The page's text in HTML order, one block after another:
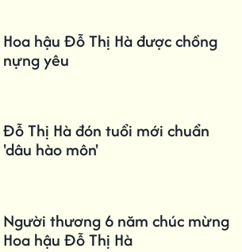
Hoa hậu Đỗ Thị Hà được chồng
nựng yêu
Đỗ Thị Hà đón tuổi mới chuẩn
'dâu hào môn'
Người thương 6 năm chúc mừng
Hoa hậu Đỗ Thị Hà